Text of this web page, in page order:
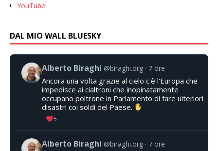
YouTube
DAL MIO WALL BLUESKY
Alberto Biraghi @biraghi.org 7 ore
Ancora una volta grazie al cielo c'è l'Europa che
impedisce ai cialtroni che inopinatamente
occupano poltrone in Parlamento di fare ulteriori
disastri coi soldi del Paese.
5
Alberto Biraghi @biraghi.org 7 ore